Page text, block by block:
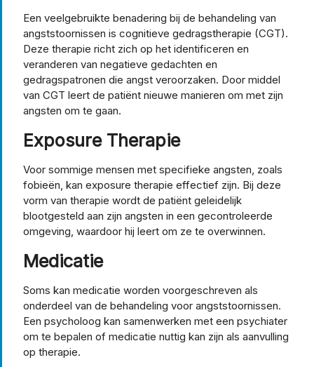
Een veelgebruikte benadering bij de behandeling van
angststoornissen is cognitieve gedragstherapie (CGT).
Deze therapie richt zich op het identificeren en
veranderen van negatieve gedachten en
gedragspatronen die angst veroorzaken. Door middel
van CGT leert de patiënt nieuwe manieren om met zijn
angsten om te gaan.
Exposure Therapie
Voor sommige mensen met specifieke angsten, zoals
fobieën, kan exposure therapie effectief zijn. Bij deze
vorm van therapie wordt de patiënt geleidelijk
blootgesteld aan zijn angsten in een gecontroleerde
omgeving, waardoor hij leert om ze te overwinnen.
Medicatie
Soms kan medicatie worden voorgeschreven als
onderdeel van de behandeling voor angststoornissen.
Een psycholoog kan samenwerken met een psychiater
om te bepalen of medicatie nuttig kan zijn als aanvulling
op therapie.